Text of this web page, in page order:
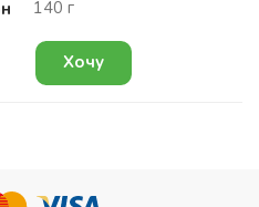
140 г
Хочу